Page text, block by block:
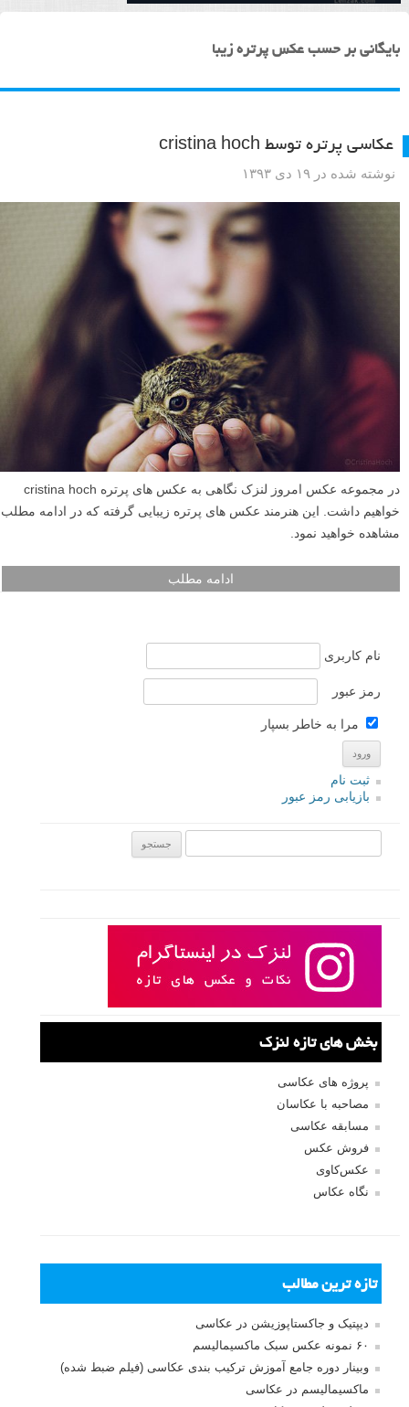
بایگانی بر حسب عکس پرتره زیبا
عکاسی پرتره توسط cristina hoch
نوشته شده در ۱۹ دی ۱۳۹۳
در مجموعه عکس امروز لنزک نگاهی به عکس های پرتره cristina hoch
خواهیم داشت. این هنرمند عکس های پرتره زیبایی گرفته که در ادامه مطلب
مشاهده خواهید نمود.
ادامه مطلب
نام کاربری
رمز عبور
مرا به خاطر بسپار
ثبت نام
بازیابی رمز عبور
بخش های تازه لنزک
پروژه های عکاسی
مصاحبه با عکاسان
مسابقه عکاسی
فروش عکس
عکس‌کاوی
نگاه عکاس
تازه ترین مطالب
دیپتیک و جاکستا‌پوزیشن در عکاسی
۶۰ نمونه عکس سبک ماکسیمالیسم
وبینار دوره جامع آموزش ترکیب بندی عکاسی (فیلم ضبط شده)
ماکسیمالیسم در عکاسی